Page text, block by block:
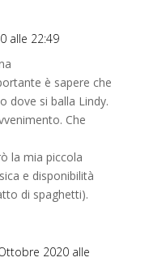
alle 22:49
è sapere che
dove si balla Lindy.
Che
la mia piccola
e disponibilità
di spaghetti).
2020 alle